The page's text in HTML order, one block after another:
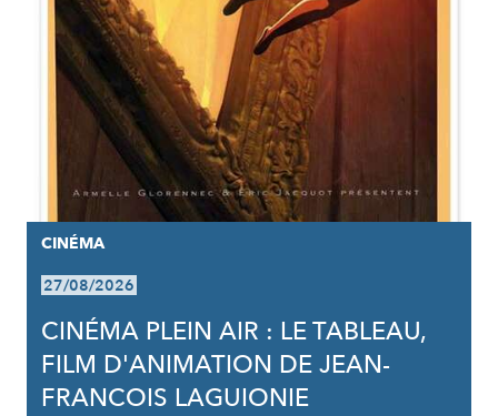
CINÉMA
27/08/2026
CINÉMA PLEIN AIR : LE TABLEAU,
FILM D'ANIMATION DE JEAN-
FRANCOIS LAGUIONIE